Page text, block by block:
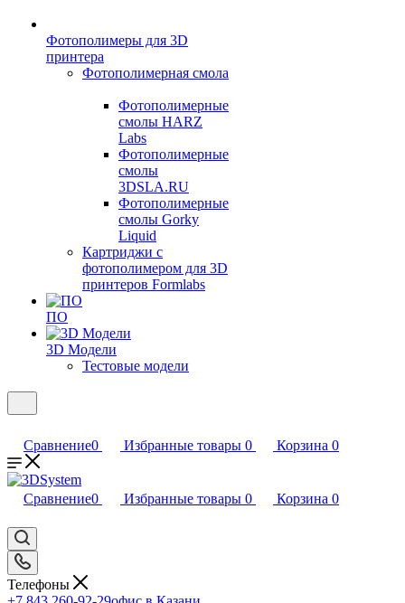
Фотополимеры для 3D
принтера
Фотополимерная смола
Фотополимерные
смолы HARZ
Labs
Фотополимерные
смолы
3DSLA.RU
Фотополимерные
смолы Gorky
Liquid
Картриджи с
фотополимером для 3D
принтеров Formlabs
ПО
3D Модели
Тестовые модели
Сравнение0 Избранные товары 0 Корзина 0
Сравнение0 Избранные товары 0 Корзина 0
Телефоны